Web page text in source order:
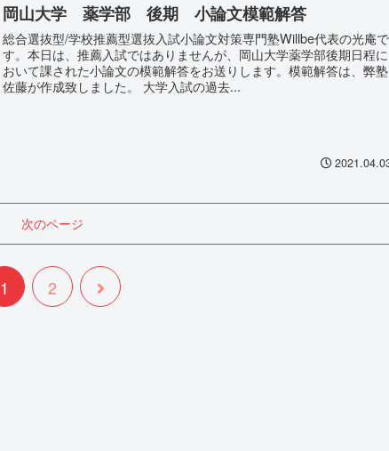
岡山大学 薬学部 後期 小論文模範解答
総合選抜型/学校推薦型選抜入試小論文対策専門塾Willbe代表の光庵で
す。本日は、推薦入試ではありませんが、岡山大学薬学部後期日程に
おいて課された小論文の模範解答をお送りします。模範解答は、弊塾
佐藤が作成致しました。 大学入試の過去...
次のページ
1 2